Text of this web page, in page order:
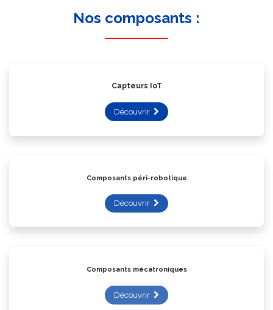
Nos composants :
Capteurs IoT
Découvrir
Composants péri-robotique
Découvrir
Composants mécatroniques
Découvrir